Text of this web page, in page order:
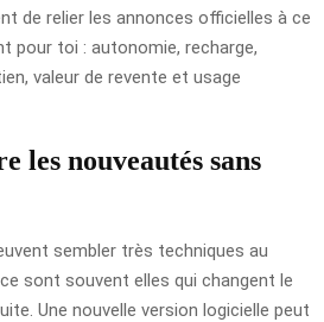
de relier les annonces officielles à ce
pour toi : autonomie, recharge,
valeur de revente et usage
les nouveautés sans
sembler très techniques au
sont souvent elles qui changent le
Une nouvelle version logicielle peut